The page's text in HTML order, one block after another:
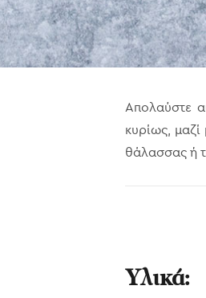
Απολαύστε
κυρίως,
θάλασσας ή
Υλικά: